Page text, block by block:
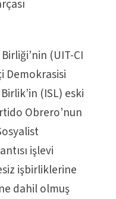
(UIT-CI
Demokrasisi
(ISL) eski
Obrero’nun
işlevi
işbirliklerine
dahil olmuş